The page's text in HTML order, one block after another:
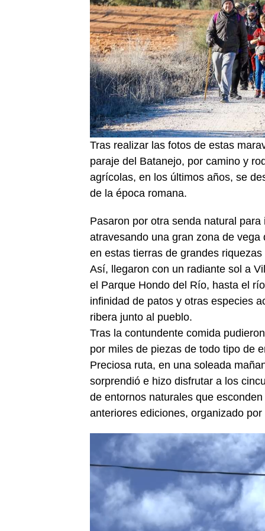
Tras realizar las fotos de estas
paraje del Batanejo, por camino y
agrícolas, en los últimos años, se
de la época romana.
Pasaron por otra senda natural
atravesando una gran zona de
en estas tierras de grandes
Así, llegaron con un radiante sol a
el Parque Hondo del Río, hasta el
infinidad de patos y otras especies
ribera junto al pueblo.
Tras la contundente comida
por miles de piezas de todo tipo de
Preciosa ruta, en una soleada
sorprendió e hizo disfrutar a los
de entornos naturales que
anteriores ediciones, organizado